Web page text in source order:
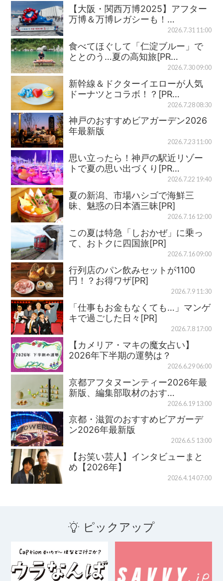
【大阪・関西万博2025】アフター
万博＆万博レガシーも！…
2026.7.31 11:00
食べてほぐして「仁淀ブルー」で
ととのう…夏の高知旅[PR…
2026.7.30 09:00
新幹線＆ドクターイエローが人気
ドーナツとコラボ！？[PR…
2026.7.28 08:30
神戸のおすすめビアガーデン2026
年最新版
2026.7.23 11:00
思い立ったら！神戸の駅近リゾー
トで夏の思い出づくり[PR…
2026.7.22 19:40
夏の新潟、市場ハシゴで海鮮三
昧、魅惑の日本酒三昧[PR]
2026.7.16 12:00
この夏は特急「しおかぜ」に乗っ
て、おトクに四国旅[PR]
2026.7.16 09:00
行列店のパン飲みセットが1100
円！？お得ワザ[PR]
2026.7.9 11:30
「仕事もお金もなくても…」マンゲ
キで過ごした日々[PR]
2026.7.8 17:00
【カメリア・マキの魔女占い】
2026年下半期の運勢は？
2026.6.29 06:00
京都アフタヌーンティー2026年最
新版、編集部取材のおす…
2026.6.19 13:00
京都・滋賀のおすすめビアガーデ
ン2026年最新版
2026.6.5 13:00
【お笑い芸人】インタビューまと
め【2026年】
2026.4.14 07:00
ピックアップ